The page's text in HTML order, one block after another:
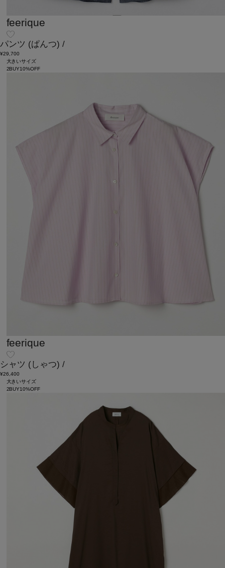
feerique
パンツ (ぱんつ) /
¥29,700
大きいサイズ
2BUY10%OFF
feerique
シャツ (しゃつ) /
¥26,400
大きいサイズ
2BUY10%OFF